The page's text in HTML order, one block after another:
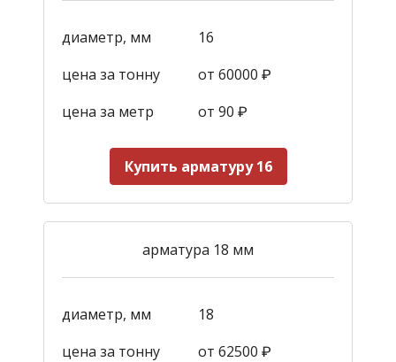
диаметр, мм
16
цена за тонну
от 60000 ₽
цена за метр
от 90 ₽
Купить арматуру 16
арматура 18 мм
диаметр, мм
18
цена за тонну
от 62500 ₽